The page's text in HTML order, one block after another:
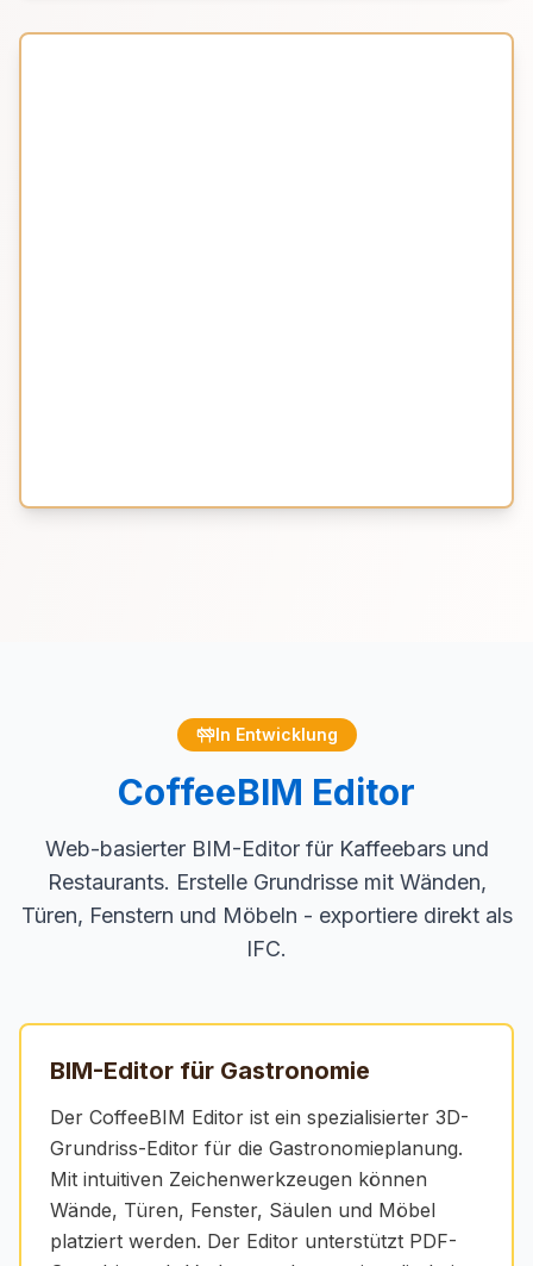
In Entwicklung
CoffeeBIM Editor
Web-basierter BIM-Editor für Kaffeebars und
Restaurants. Erstelle Grundrisse mit Wänden,
Türen, Fenstern und Möbeln - exportiere direkt als
IFC.
BIM-Editor für Gastronomie
Der CoffeeBIM Editor ist ein spezialisierter 3D-
Grundriss-Editor für die Gastronomieplanung.
Mit intuitiven Zeichenwerkzeugen können
Wände, Türen, Fenster, Säulen und Möbel
platziert werden. Der Editor unterstützt PDF-